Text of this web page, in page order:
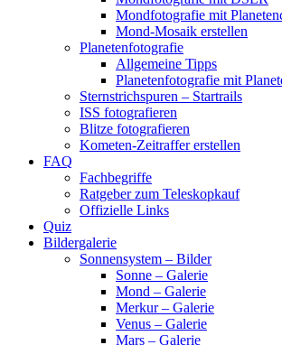
Mondfotografie mit
Mond-Mosaik erstellen
Planetenfotografie
Allgemeine Tipps
Planetenfotografie mit
Sternstrichspuren – Startrails
ISS fotografieren
Blitze fotografieren
Kometen-Zeitraffer erstellen
FAQ
Fachbegriffe
Ratgeber zum Teleskopkauf
Offizielle Links
Quiz
Bildergalerie
Sonnensystem – Bilder
Sonne – Galerie
Mond – Galerie
Merkur – Galerie
Venus – Galerie
Mars – Galerie